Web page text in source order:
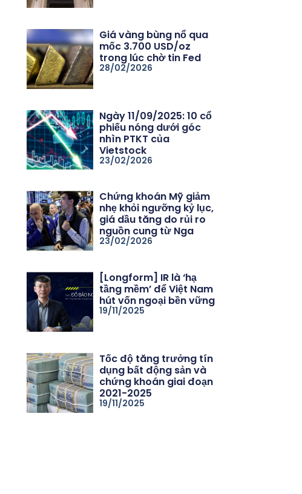
Giá vàng bùng nổ qua
mốc 3.700 USD/oz
trong lúc chờ tin Fed
28/02/2026
Ngày 11/09/2025: 10 cổ
phiếu nóng dưới góc
nhìn PTKT của
Vietstock
23/02/2026
Chứng khoán Mỹ giảm
nhẹ khỏi ngưỡng kỷ lục,
giá dầu tăng do rủi ro
nguồn cung từ Nga
23/02/2026
[Longform] IR là ‘hạ
tầng mềm’ để Việt Nam
hút vốn ngoại bền vững
19/11/2025
Tốc độ tăng trưởng tín
dụng bất động sản và
chứng khoán giai đoạn
2021-2025
19/11/2025